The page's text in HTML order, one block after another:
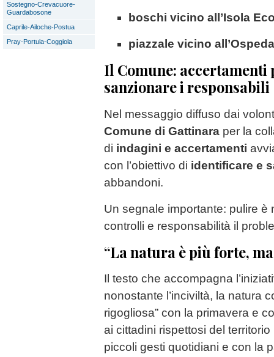
Sostegno-Crevacuore-
Guardabosone
Caprile-Ailoche-Postua
Pray-Portula-Coggiola
boschi vicino all’Isola
piazzale vicino
Il Comune: accertamenti
sanzionare i responsabili
Nel messaggio diffuso dai
Comune di Gattinara per la
di indagini e accertamenti
con l’obiettivo di identificare e
abbandoni.
Un segnale importante: pulire è
controlli e responsabilità il
“La natura è più forte,
Il testo che accompagna
nonostante l’inciviltà, la natura
rigogliosa” con la primavera e
ai cittadini rispettosi del
piccoli gesti quotidiani e con la